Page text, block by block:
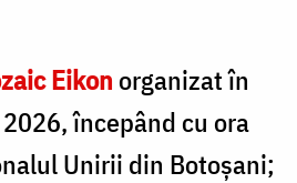
Eikon organizat în
începând cu ora
Unirii din Botoșani;